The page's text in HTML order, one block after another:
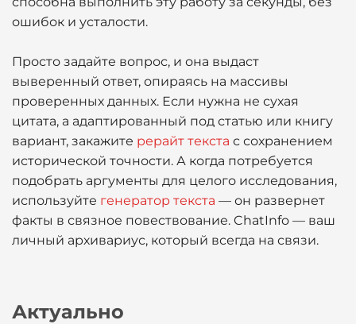
ошибок и усталости.
Просто задайте вопрос, и она выдаст
выверенный ответ, опираясь на массивы
проверенных данных. Если нужна не сухая
цитата, а адаптированный под статью или книгу
вариант, закажите рерайт текста с сохранением
исторической точности. А когда потребуется
подобрать аргументы для целого исследования,
используйте генератор текста — он развернет
факты в связное повествование. ChatInfo — ваш
личный архивариус, который всегда на связи.
Актуально